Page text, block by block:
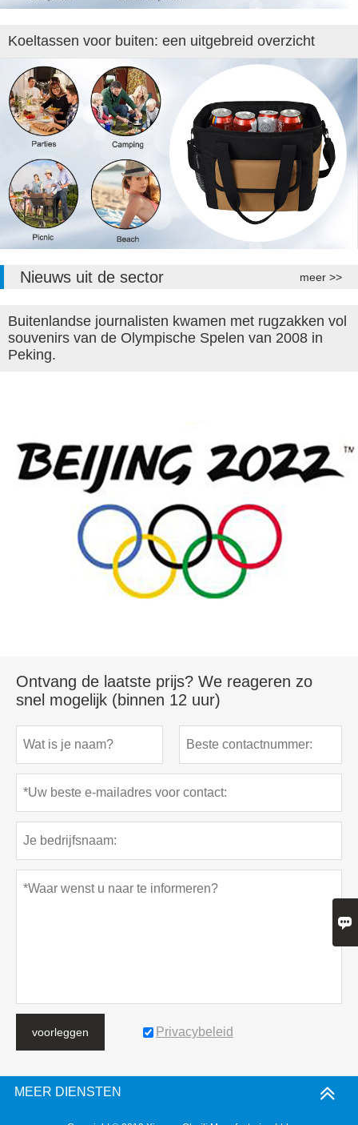
Koeltassen voor buiten: een uitgebreid overzicht
Nieuws uit de sector meer >>
Buitenlandse journalisten kwamen met rugzakken vol
souvenirs van de Olympische Spelen van 2008 in
Peking.
Ontvang de laatste prijs? We reageren zo
snel mogelijk (binnen 12 uur)
voorleggen Privacybeleid
MEER DIENSTEN
